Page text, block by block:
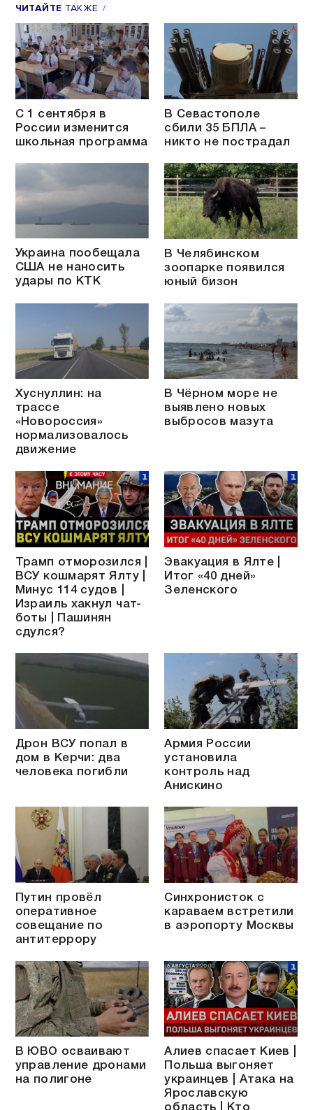
ЧИТАЙТЕ ТАКЖЕ
С 1 сентября в
России изменится
школьная программа
В Севастополе
сбили 35 БПЛА –
никто не пострадал
Украина пообещала
США не наносить
удары по КТК
В Челябинском
зоопарке появился
юный бизон
Хуснуллин: на
трассе
«Новороссия»
нормализовалось
движение
В Чёрном море не
выявлено новых
выбросов мазута
Трамп отморозился |
ВСУ кошмарят Ялту |
Минус 114 судов |
Израиль хакнул чат-
боты | Пашинян
сдулся?
Эвакуация в Ялте |
Итог «40 дней»
Зеленского
Дрон ВСУ попал в
дом в Керчи: два
человека погибли
Армия России
установила
контроль над
Анискино
Путин провёл
оперативное
совещание по
антитеррору
Синхронисток с
караваем встретили
в аэропорту Москвы
В ЮВО осваивают
управление дронами
на полигоне
Алиев спасает Киев |
Польша выгоняет
украинцев | Атака на
Ярославскую
область | Кто